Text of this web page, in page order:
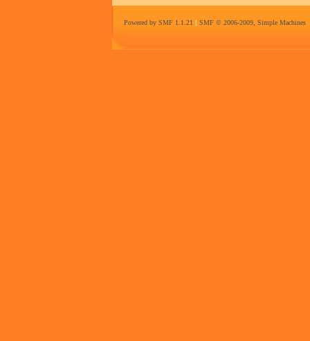
Powered by SMF 1.1.21 | SMF © 2006-2009, Simple Machines